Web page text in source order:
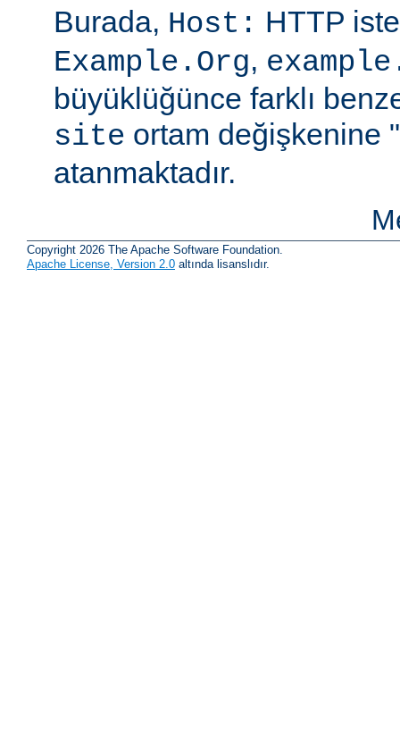
Burada, Host: HTTP
Example.Org,
büyüklüğünce farklı
site ortam değişkenine "
atanmaktadır.
Copyright 2026 The Apache Software Foundation.
Apache License, Version 2.0 altında lisanslıdır.